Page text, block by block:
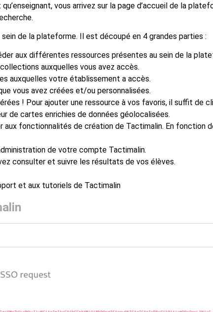
vous arrivez sur la page d’accueil de la
de la plateforme. Il est découpé en 4 grandes parties :
aux différentes ressources présentes au sein de la
auxquelles vous avez accès.
auxquelles votre établissement a accès.
vous avez créées et/ou personnalisées.
! Pour ajouter une ressource à vos favoris, il suffit de
de cartes enrichies de données géolocalisées.
fonctionnalités de création de Tactimalin. En fonction
de votre compte Tactimalin.
consulter et suivre les résultats de vos élèves.
et aux tutoriels de Tactimalin